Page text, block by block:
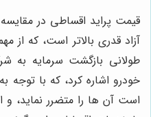
قیمت پراید اقساطی در
آزاد قدری بالاتر است، که از
طولانی بازگشت سرمایه به
خودرو اشاره کرد، که با
است آن ها را متضرر نماید، و